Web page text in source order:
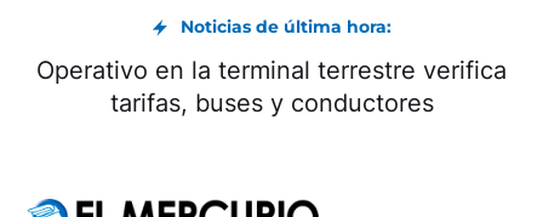
Noticias de última hora:
Daniel Noboa se reunió con el mandatario
electo de Colombia, Abelardo de la Espriella